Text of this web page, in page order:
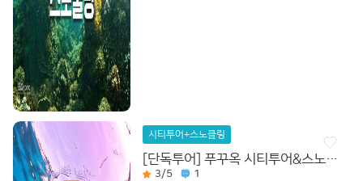
시티투어+스노클링
[단독투어] 푸꾸옥 시티투어&스노클링(2인이상)
3/5 1